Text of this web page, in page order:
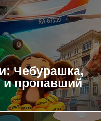
Чебурашка,
и пропавший